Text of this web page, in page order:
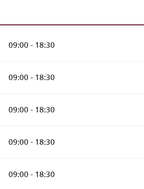
09:00 - 18:30
09:00 - 18:30
09:00 - 18:30
09:00 - 18:30
09:00 - 18:30